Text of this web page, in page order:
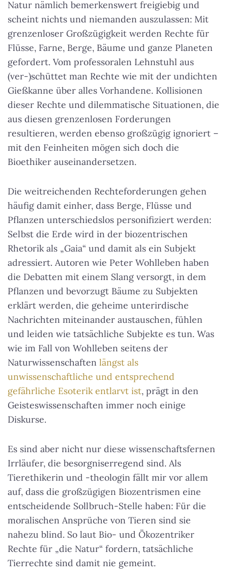
Natur nämlich bemerkenswert freigiebig und
scheint nichts und niemanden auszulassen: Mit
grenzenloser Großzügigkeit werden Rechte für
Flüsse, Farne, Berge, Bäume und ganze Planeten
gefordert. Vom professoralen Lehnstuhl aus
(ver-)schüttet man Rechte wie mit der undichten
Gießkanne über alles Vorhandene. Kollisionen
dieser Rechte und dilemmatische Situationen, die
aus diesen grenzenlosen Forderungen
resultieren, werden ebenso großzügig ignoriert –
mit den Feinheiten mögen sich doch die
Bioethiker auseinandersetzen.
Die weitreichenden Rechteforderungen gehen
häufig damit einher, dass Berge, Flüsse und
Pflanzen unterschiedslos personifiziert werden:
Selbst die Erde wird in der biozentrischen
Rhetorik als „Gaia“ und damit als ein Subjekt
adressiert. Autoren wie Peter Wohlleben haben
die Debatten mit einem Slang versorgt, in dem
Pflanzen und bevorzugt Bäume zu Subjekten
erklärt werden, die geheime unterirdische
Nachrichten miteinander austauschen, fühlen
und leiden wie tatsächliche Subjekte es tun. Was
wie im Fall von Wohlleben seitens der
Naturwissenschaften längst als
unwissenschaftliche und entsprechend
gefährliche Esoterik entlarvt ist, prägt in den
Geisteswissenschaften immer noch einige
Diskurse.
Es sind aber nicht nur diese wissenschaftsfernen
Irrläufer, die besorgniserregend sind. Als
Tierethikerin und -theologin fällt mir vor allem
auf, dass die großzügigen Biozentrismen eine
entscheidende Sollbruch-Stelle haben: Für die
moralischen Ansprüche von Tieren sind sie
nahezu blind. So laut Bio- und Ökozentriker
Rechte für „die Natur“ fordern, tatsächliche
Tierrechte sind damit nie gemeint.